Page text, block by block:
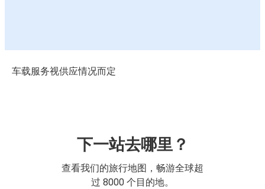
车载服务视供应情况而定
下一站去哪里？
查看我们的旅行地图，畅游全球超
过 8000 个目的地。